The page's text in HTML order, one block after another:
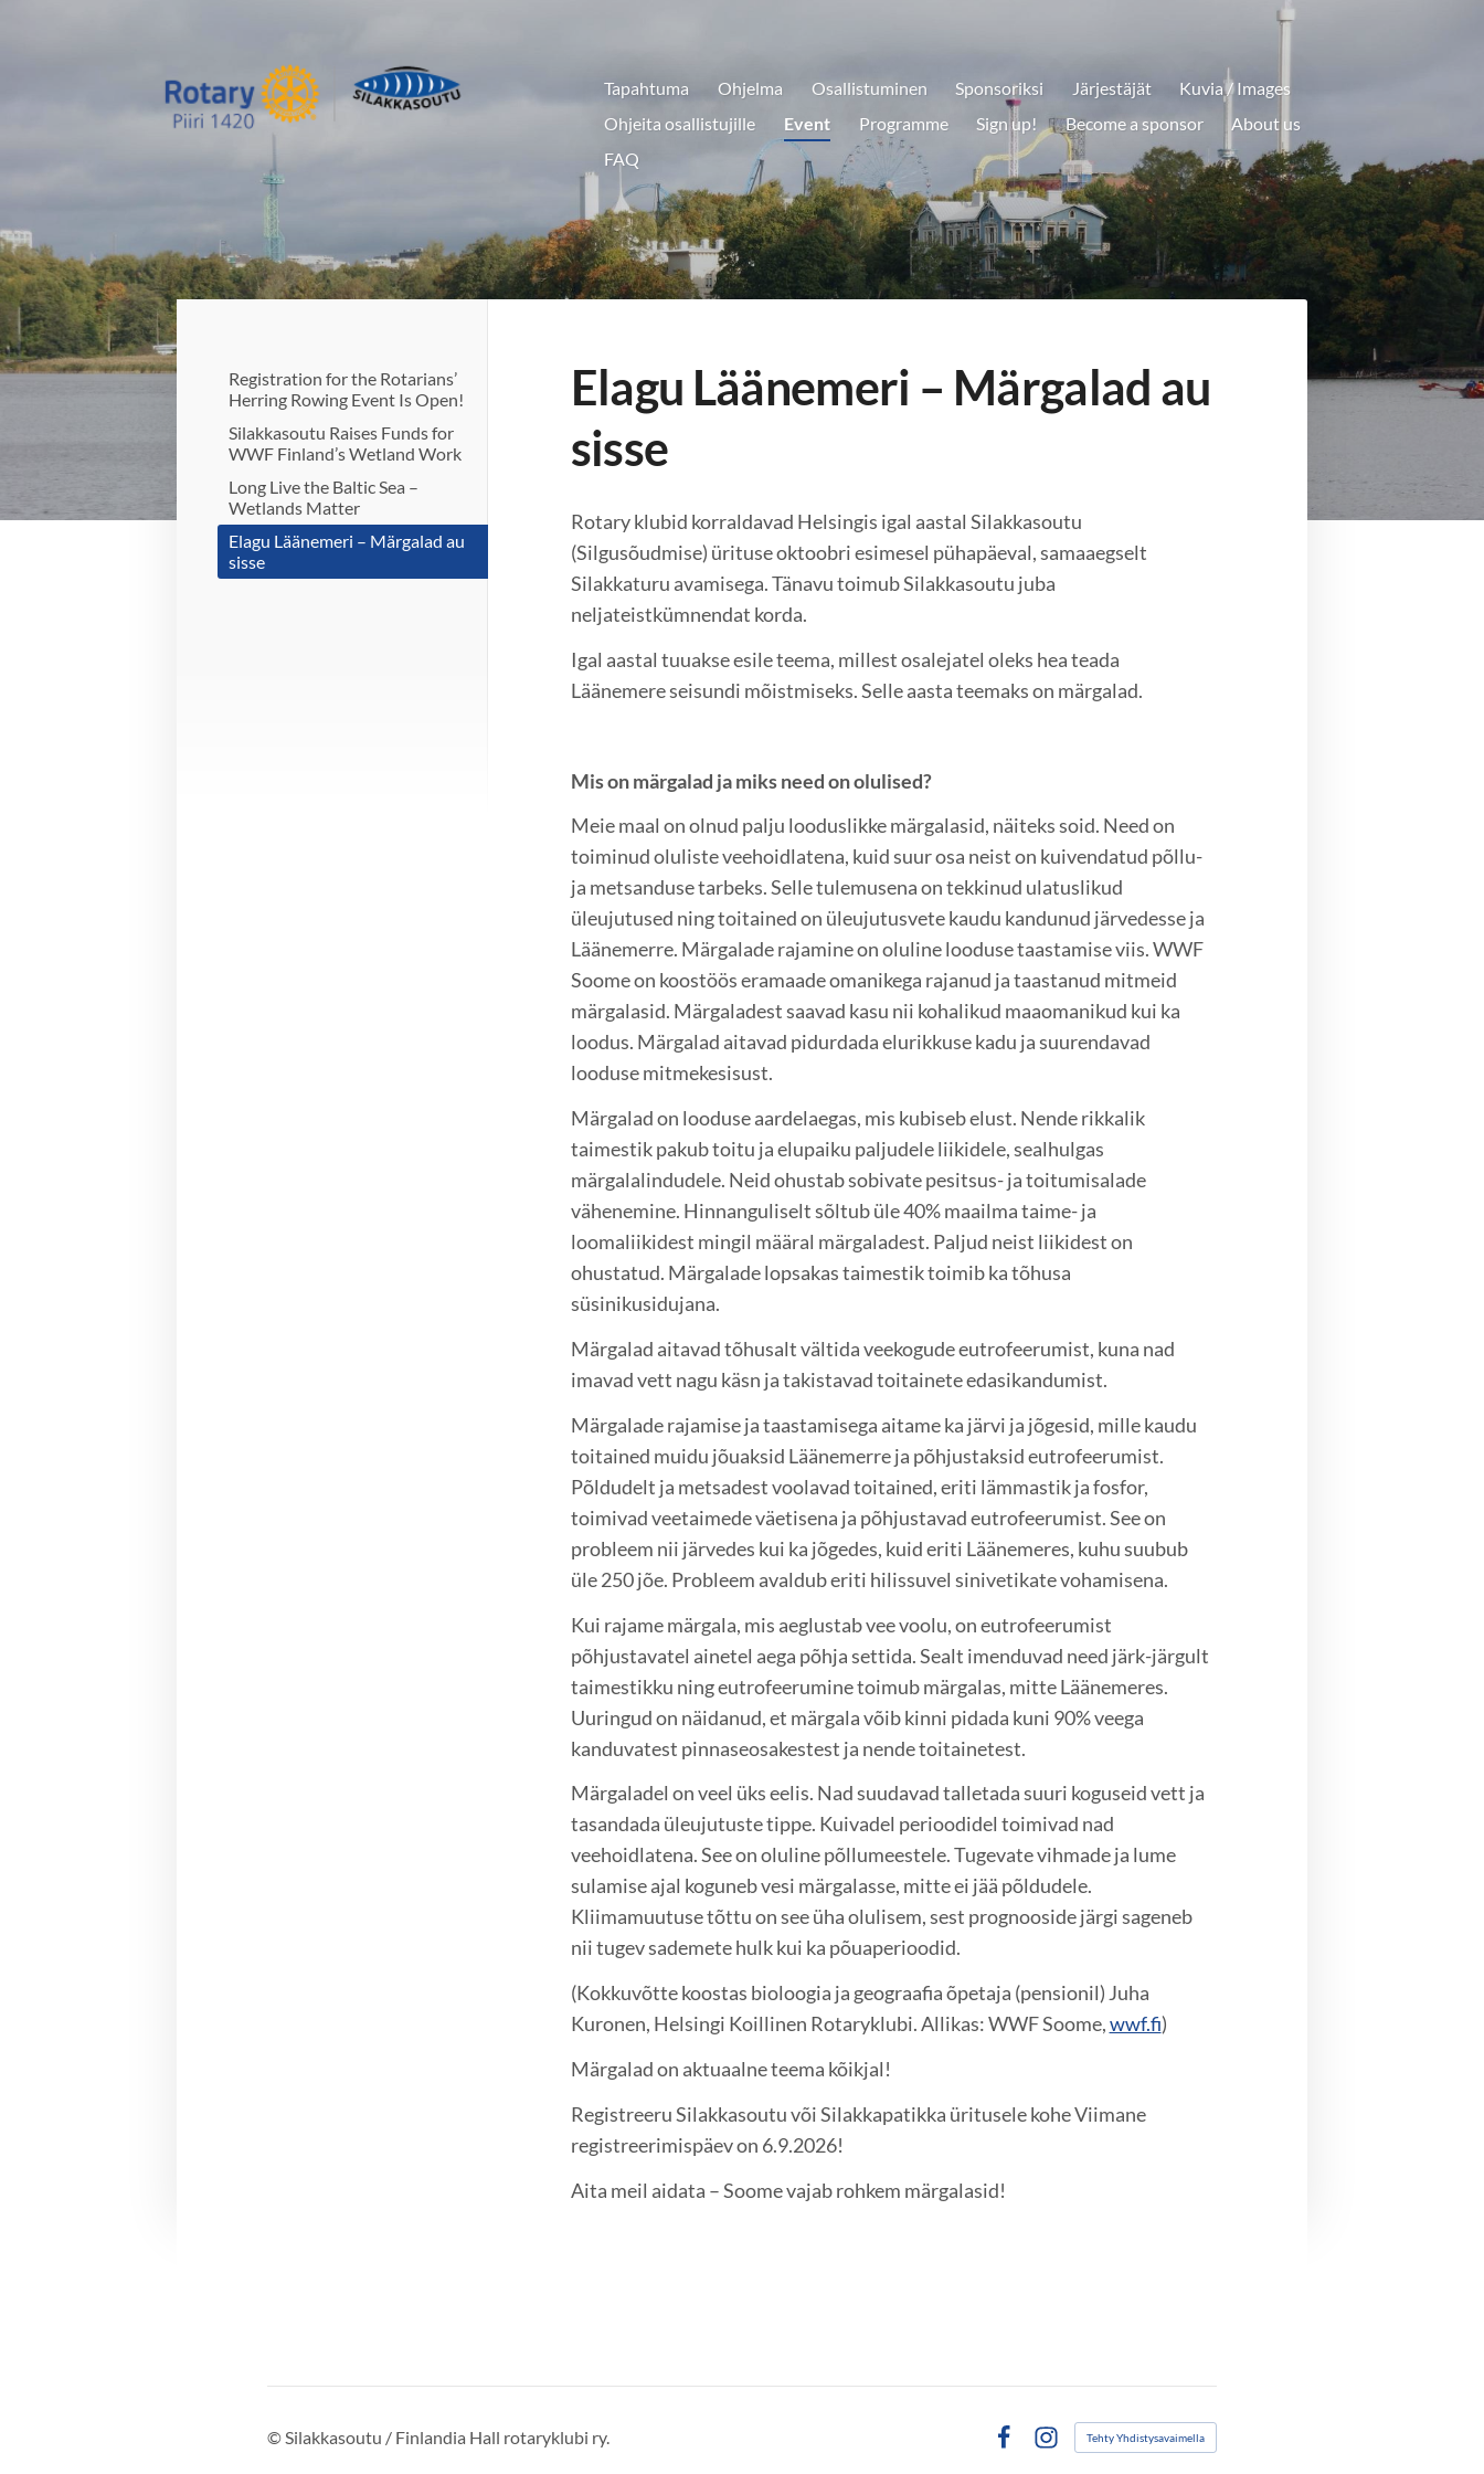
Silakkasoutu / Finlandia Hall rotaryklubi ry.
Tapahtuma Ohjelma Osallistuminen Sponsoriksi Järjestäjät
Kuvia / Images
Ohjeita osallistujille
Event Programme Sign up! Become a sponsor
About us
FAQ
Registration for the Rotarians’
Herring Rowing Event Is Open!
Silakkasoutu Raises Funds for
WWF Finland’s Wetland Work
Long Live the Baltic Sea –
Wetlands Matter
Elagu Läänemeri – Märgalad au
sisse
Elagu Läänemeri – Märgalad au
sisse
Rotary klubid korraldavad Helsingis igal aastal Silakkasoutu
(Silgusõudmise) ürituse oktoobri esimesel pühapäeval, samaaegselt
Silakkaturu avamisega. Tänavu toimub Silakkasoutu juba
neljateistkümnendat korda.
Igal aastal tuuakse esile teema, millest osalejatel oleks hea teada
Läänemere seisundi mõistmiseks. Selle aasta teemaks on märgalad.
Mis on märgalad ja miks need on olulised?
Meie maal on olnud palju looduslikke märgalasid, näiteks soid. Need on
toiminud oluliste veehoidlatena, kuid suur osa neist on kuivendatud põllu-
ja metsanduse tarbeks. Selle tulemusena on tekkinud ulatuslikud
üleujutused ning toitained on üleujutusvete kaudu kandunud järvedesse ja
Läänemerre. Märgalade rajamine on oluline looduse taastamise viis. WWF
Soome on koostöös eramaade omanikega rajanud ja taastanud mitmeid
märgalasid. Märgaladest saavad kasu nii kohalikud maaomanikud kui ka
loodus. Märgalad aitavad pidurdada elurikkuse kadu ja suurendavad
looduse mitmekesisust.
Märgalad on looduse aardelaegas, mis kubiseb elust. Nende rikkalik
taimestik pakub toitu ja elupaiku paljudele liikidele, sealhulgas
märgalalindudele. Neid ohustab sobivate pesitsus- ja toitumisalade
vähenemine. Hinnanguliselt sõltub üle 40% maailma taime- ja
loomaliikidest mingil määral märgaladest. Paljud neist liikidest on
ohustatud. Märgalade lopsakas taimestik toimib ka tõhusa
süsinikusidujana.
Märgalad aitavad tõhusalt vältida veekogude eutrofeerumist, kuna nad
imavad vett nagu käsn ja takistavad toitainete edasikandumist.
Märgalade rajamise ja taastamisega aitame ka järvi ja jõgesid, mille kaudu
toitained muidu jõuaksid Läänemerre ja põhjustaksid eutrofeerumist.
Põldudelt ja metsadest voolavad toitained, eriti lämmastik ja fosfor,
toimivad veetaimede väetisena ja põhjustavad eutrofeerumist. See on
probleem nii järvedes kui ka jõgedes, kuid eriti Läänemeres, kuhu suubub
üle 250 jõe. Probleem avaldub eriti hilissuvel sinivetikate vohamisena.
Kui rajame märgala, mis aeglustab vee voolu, on eutrofeerumist
põhjustavatel ainetel aega põhja settida. Sealt imenduvad need järk-järgult
taimestikku ning eutrofeerumine toimub märgalas, mitte Läänemeres.
Uuringud on näidanud, et märgala võib kinni pidada kuni 90% veega
kanduvatest pinnaseosakestest ja nende toitainetest.
Märgaladel on veel üks eelis. Nad suudavad talletada suuri koguseid vett ja
tasandada üleujutuste tippe. Kuivadel perioodidel toimivad nad
veehoidlatena. See on oluline põllumeestele. Tugevate vihmade ja lume
sulamise ajal koguneb vesi märgalasse, mitte ei jää põldudele.
Kliimamuutuse tõttu on see üha olulisem, sest prognooside järgi sageneb
nii tugev sademete hulk kui ka põuaperioodid.
(Kokkuvõtte koostas bioloogia ja geograafia õpetaja (pensionil) Juha
Kuronen, Helsingi Koillinen Rotaryklubi. Allikas: WWF Soome,wwf.fi)
Märgalad on aktuaalne teema kõikjal!
Registreeru Silakkasoutu või Silakkapatikka üritusele kohe Viimane
registreerimispäev on 6.9.2026!
Aita meil aidata – Soome vajab rohkem märgalasid!
©Silakkasoutu / Finlandia Hall rotaryklubi ry.
Instagram
Tehty Yhdistysavaimella